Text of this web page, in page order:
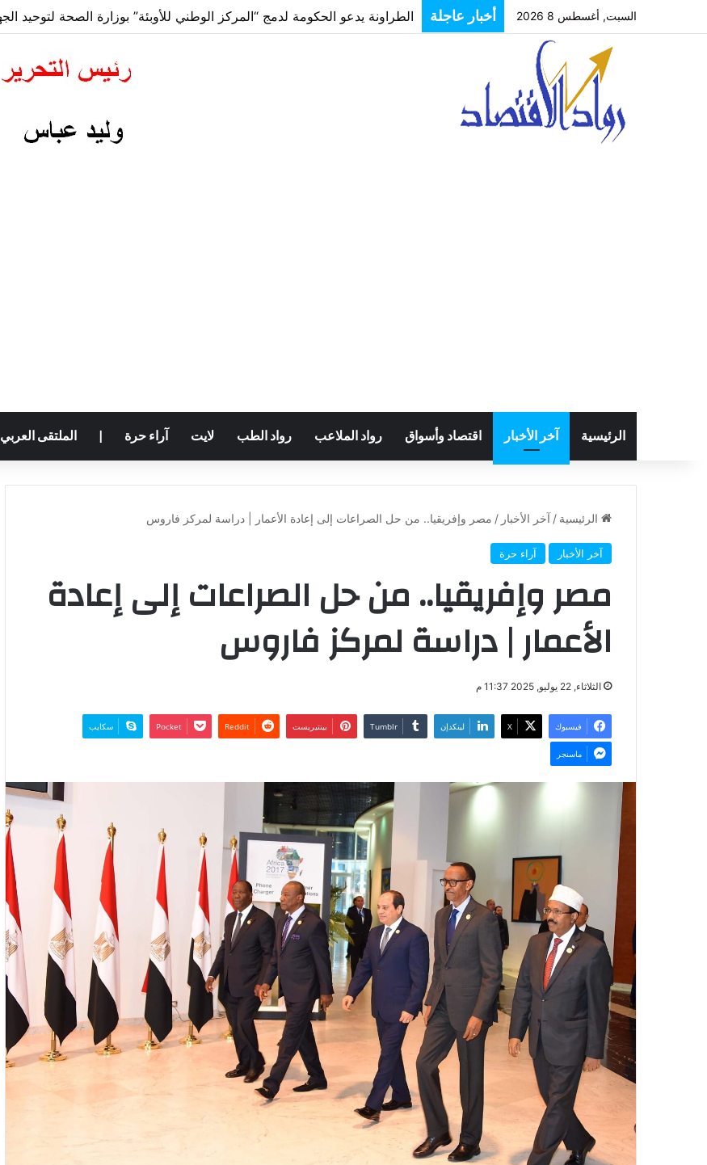
السبت, أغسطس 8 2026 أخبار عاجلة
الرئيسية آخر الأخبار اقتصاد وأسواق رواد الملاعب رواد الطب لايت آراء حرة الملتقى العربي
الرئيسية / آخر الأخبار / مصر وإفريقيا.. من حل الصراعات إلى إعادة الأعمار | دراسة لمركز فاروس
آخر الأخبار آراء حرة
مصر وإفريقيا.. من حل الصراعات إلى إعادة
الأعمار | دراسة لمركز فاروس
الثلاثاء, 22 يوليو, 2025 11:37 م
فيسبوك ‫X لينكدإن بينتيريست ‫Pocket سكايب
ماسنجر